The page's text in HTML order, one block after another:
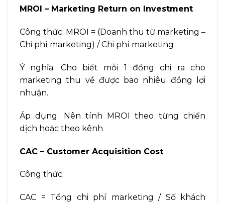
MROI – Marketing Return on Investment
Công thức: MROI = (Doanh thu từ marketing –
Chi phí marketing) / Chi phí marketing
Ý nghĩa: Cho biết mỗi 1 đồng chi ra cho
marketing thu về được bao nhiêu đồng lợi
nhuận.
Áp dụng: Nên tính MROI theo từng chiến
dịch hoặc theo kênh
CAC – Customer Acquisition Cost
Công thức:
CAC = Tổng chi phí marketing / Số khách